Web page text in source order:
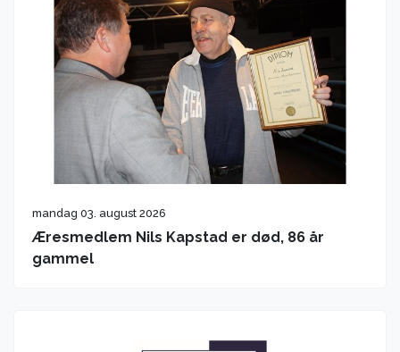
mandag 03. august 2026
Æresmedlem Nils Kapstad er død, 86 år
gammel